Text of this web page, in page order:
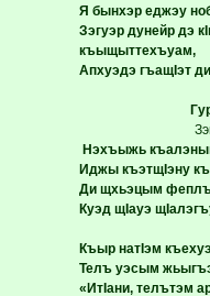
Я бынхэр еджэу
Зэгуэр дунейр дэ
къыщыттехъуам,
Апхуэдэ гъащIэт
Нэхъыжь
Иджы къэтщIэну
Ди щхьэцым
Куэд щIауэ
Къыр натIэм
Телъ уэсым
«ИтIани, телътэм